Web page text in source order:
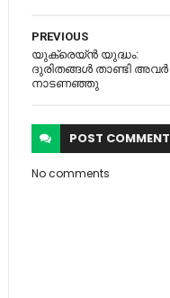
PREVIOUS
യുക്രെയ്ൻ യുദ്ധം:
ദുരിതങ്ങൾ താണ്ടി അവർ
നാടണഞ്ഞു
POST COMMENT
No comments